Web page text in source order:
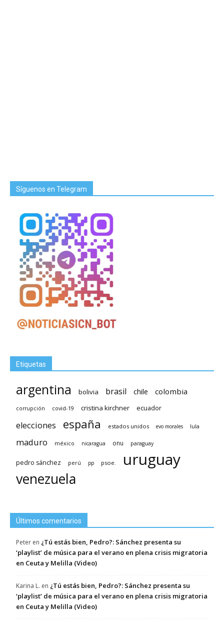
Síguenos en Telegram
Etiquetas
argentina bolivia brasil chile colombia
corrupción covid-19 cristina kirchner ecuador
elecciones españa estados unidos evo morales lula
maduro méxico nicaragua onu paraguay
pedro sánchez perú pp psoe. uruguay
venezuela
Últimos comentarios
Peter en ¿Tú estás bien, Pedro?: Sánchez presenta su
‘playlist’ de música para el verano en plena crisis migratoria
en Ceuta y Melilla (Video)
Karina L. en ¿Tú estás bien, Pedro?: Sánchez presenta su
‘playlist’ de música para el verano en plena crisis migratoria
en Ceuta y Melilla (Video)